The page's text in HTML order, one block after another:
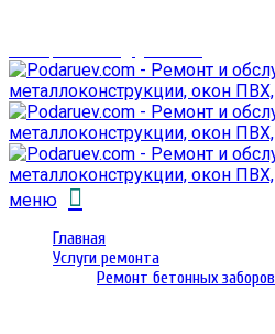
меню
Главная
Услуги ремонта
Ремонт бетонных заборов